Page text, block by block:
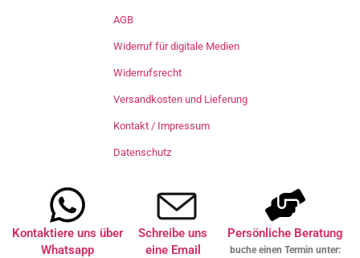
AGB
Widerruf für digitale Medien
Widerrufsrecht
Versandkosten und Lieferung
Kontakt / Impressum
Datenschutz
Kontaktiere uns über
Whatsapp
Schreibe uns
eine Email
Persönliche Beratung
buche einen Termin unter: